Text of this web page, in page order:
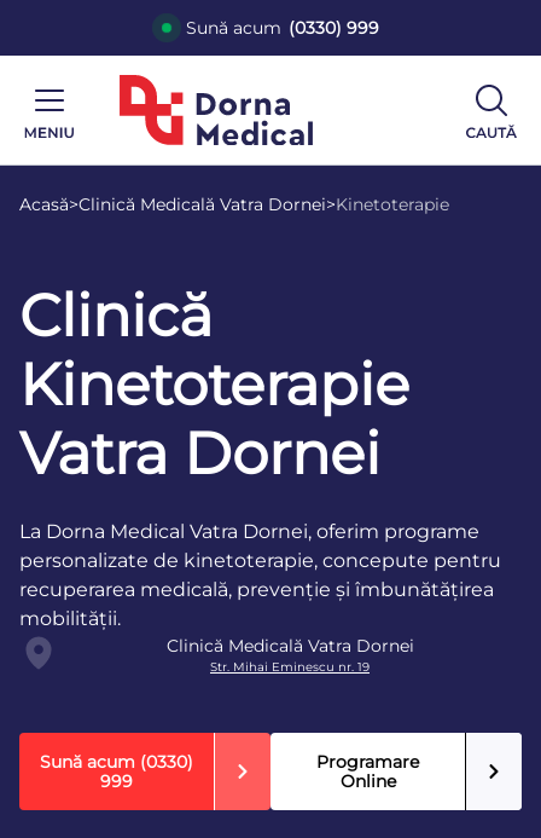
Sună acum (0330) 999
Acasă>Clinică Medicală Vatra Dornei>Kinetoterapie
Clinică
Kinetoterapie
Vatra Dornei
La Dorna Medical Vatra Dornei, oferim programe
personalizate de kinetoterapie, concepute pentru
recuperarea medicală, prevenție și îmbunătățirea
mobilității.
Clinică Medicală Vatra Dornei
Str. Mihai Eminescu nr. 19
Sună acum (0330)
999
Programare
Online